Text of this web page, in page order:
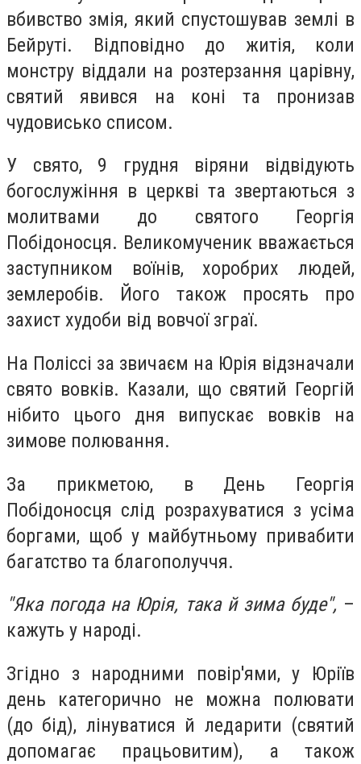
вбивство змія, який спустошував землі в
Бейруті. Відповідно до житія, коли
монстру віддали на розтерзання царівну,
святий явився на коні та пронизав
чудовисько списом.
У свято, 9 грудня віряни відвідують
богослужіння в церкві та звертаються з
молитвами до святого Георгія
Побідоносця. Великомученик вважається
заступником воїнів, хоробрих людей,
землеробів. Його також просять про
захист худоби від вовчої зграї.
На Поліссі за звичаєм на Юрія відзначали
свято вовків. Казали, що святий Георгій
нібито цього дня випускає вовків на
зимове полювання.
За прикметою, в День Георгія
Побідоносця слід розрахуватися з усіма
боргами, щоб у майбутньому привабити
багатство та благополуччя.
"Яка погода на Юрія, така й зима буде", –
кажуть у народі.
Згідно з народними повір'ями, у Юріїв
день категорично не можна полювати
(до бід), лінуватися й ледарити (святий
допомагає працьовитим), а також